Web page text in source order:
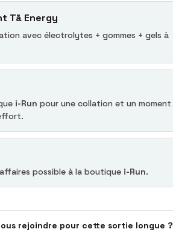
Tā Energy
avec électrolytes + gommes + gels à
i-Run pour une collation et un moment
possible à la boutique i-Run.
rejoindre pour cette sortie longue ?